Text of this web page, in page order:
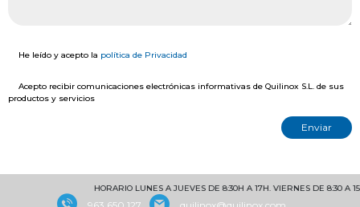
He leído y acepto la política de Privacidad
Acepto recibir comunicaciones electrónicas informativas de Quilinox S.L. de sus
productos y servicios
HORARIO LUNES A JUEVES DE 8:30H A 17H. VIERNES DE 8:30 A